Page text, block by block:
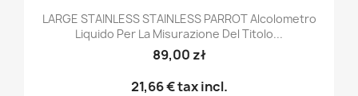
LARGE STAINLESS STAINLESS PARROT Alcolometro
Liquido Per La Misurazione Del Titolo...
89,00 zł
21,66 €tax incl.